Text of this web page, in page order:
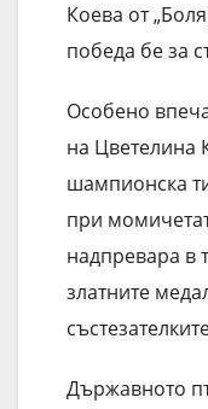
Коева от
победа бе за
Особено
на Цветелина
шампионска
при
надпревара в
златните
Държавното